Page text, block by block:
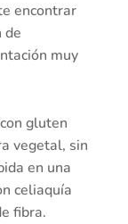
encontrar
de
muy
gluten
vegetal, sin
en una
celiaquía
fibra.